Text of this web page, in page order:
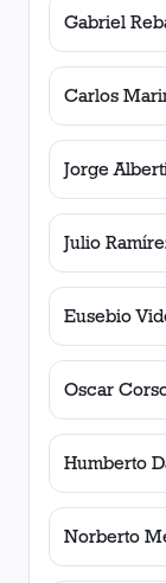
Gabriel
Carlos
Jorge
Julio
Eusebio
Oscar
Humberto
Norberto